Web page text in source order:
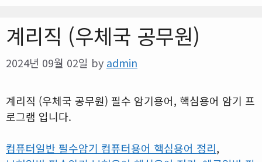
계리직 (우체국 공무원)
2024년 09월 02일 by admin
계리직 (우체국 공무원) 필수 암기용어, 핵심용어 암기 프
로그램 입니다.
컴퓨터일반 필수암기 컴퓨터용어 핵심용어 정리,